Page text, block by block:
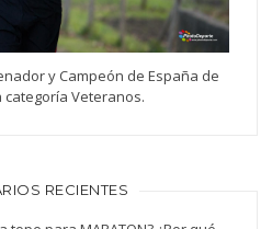
y Campeón de España de
Veteranos.
RECIENTES